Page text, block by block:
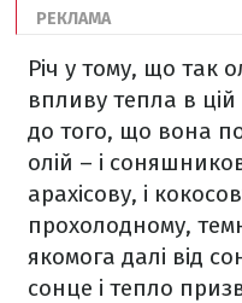
Річ у тому, що так
впливу тепла в
до того, що вона
олій – і
арахісову, і
прохолодному,
якомога далі від
сонце і тепло